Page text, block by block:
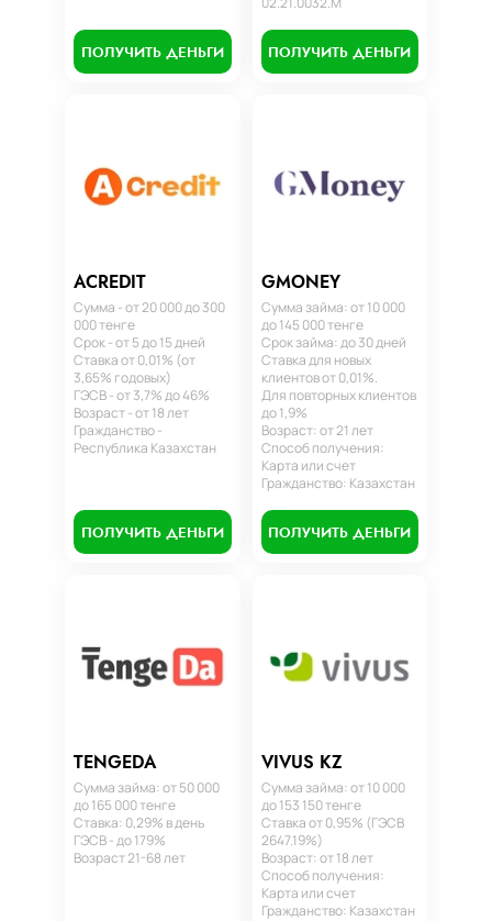
ПОЛУЧИТЬ ДЕНЬГИ ПОЛУЧИТЬ ДЕНЬГИ
ACREDIT
Сумма - от 20 000 до 300
000 тенге
Срок - от 5 до 15 дней
Ставка от 0,01% (от
3,65% годовых)
ГЭСВ - от 3,7% до 46%
Возраст - от 18 лет
Гражданство -
Республика Казахстан
ПОЛУЧИТЬ ДЕНЬГИ
GMONEY
Сумма займа: от 10 000
до 145 000 тенге
Срок займа: до 30 дней
Ставка для новых
клиентов от 0,01%.
Для повторных клиентов
до 1,9%
Возраст: от 21 лет
Способ получения:
Карта или счет
Гражданство: Казахстан
ПОЛУЧИТЬ ДЕНЬГИ
TENGEDA
Сумма займа: от 50 000
до 165 000 тенге
Ставка: 0,29% в день
ГЭСВ - до 179%
Возраст 21-68 лет
VIVUS KZ
Сумма займа: от 10 000
до 153 150 тенге
Ставка от 0,95% (ГЭСВ
2647.19%)
Возраст: от 18 лет
Способ получения:
Карта или счет
Гражданство: Казахстан